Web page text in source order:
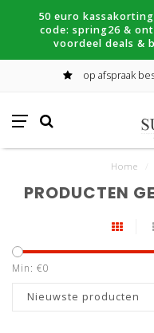
50 euro
code: spring26 &
voordeel deals &
op afspraak
Home
PRODUCTEN
Min: €0
Nieuwste producten